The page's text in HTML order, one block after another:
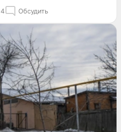
4 Обсудить